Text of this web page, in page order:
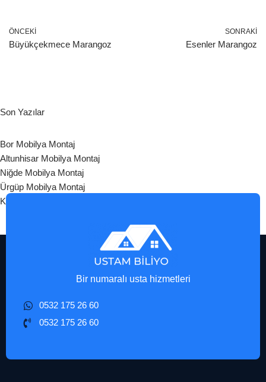
ÖNCEKI
Büyükçekmece Marangoz
SONRAKI
Esenler Marangoz
Son Yazılar
Bor Mobilya Montaj
Altunhisar Mobilya Montaj
Niğde Mobilya Montaj
Ürgüp Mobilya Montaj
Kozaklı Mobilya Montaj
Bir numaralı usta hizmetleri
0532 175 26 60
0532 175 26 60